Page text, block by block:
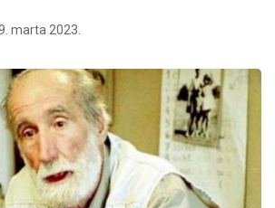
marta 2023.